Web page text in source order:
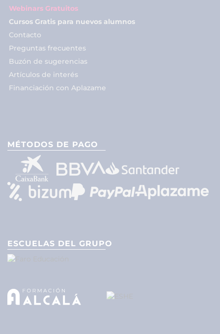
Webinars Gratuitos
Cursos Gratis para nuevos alumnos
Contacto
Preguntas frecuentes
Buzón de sugerencias
Artículos de interés
Financiación con Aplazame
MÉTODOS DE PAGO
ESCUELAS DEL GRUPO